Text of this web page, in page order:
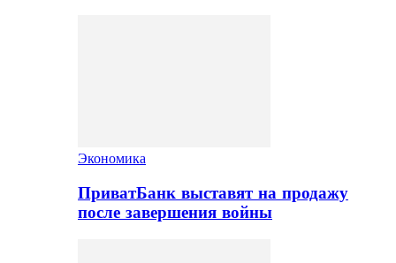
Экономика
ПриватБанк выставят на продажу
после завершения войны